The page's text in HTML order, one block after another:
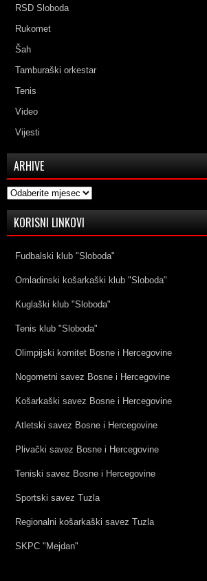
RSD Sloboda
Rukomet
Šah
Tamburaški orkestar
Tenis
Video
Vijesti
ARHIVE
Arhive
KORISNI LINKOVI
Fudbalski klub "Sloboda"
Omladinski košarkaški klub "Sloboda"
Kuglaški klub "Sloboda"
Tenis klub "Sloboda"
Olimpijski komitet Bosne i Hercegovine
Nogometni savez Bosne i Hercegovine
Košarkaški savez Bosne i Hercegovine
Atletski savez Bosne i Hercegovine
Plivački savez Bosne i Hercegovine
Teniski savez Bosne i Hercegovine
Sportski savez Tuzla
Regionalni košarkaški savez Tuzla
SKPC "Mejdan"